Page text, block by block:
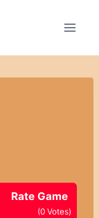
Rate Game
(0 Votes)